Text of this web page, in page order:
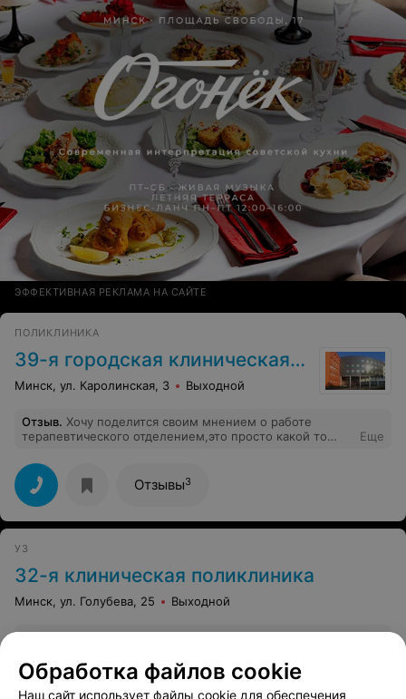
серьезные проблемы с владением ПК), диагноз им
поставленный, в последствии, оказался неверным.
После посещения Байрашевского у меня остался
тяжелый осадок на весь день, а надо было еще как-то
ехать на работу после всего этого ужаса. Больше
никогда не буду пользоваться его услугами.
ЭФФЕКТИВНАЯ РЕКЛАМА НА САЙТЕ
ПОЛИКЛИНИКА
39-я городская клиническая поликлиника
Минск, ул. Каролинская, 3 Выходной
Отзыв. Хочу поделится своим мнением о работе
терапевтического отделением,это просто какой то
талонам и без талонов прием 5 больных идёт 2 часа
20 минут .это ужас.когда же наконец то медицина
начнет работать нормально . Медлительные врачи ,Каб
346,348
Еще
Отзывы3
УЗ
32-я клиническая поликлиника
Минск, ул. Голубева, 25 Выходной
Обработка файлов cookie
Наш сайт использует файлы cookie для обеспечения